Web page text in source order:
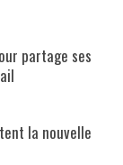
partage ses
la nouvelle